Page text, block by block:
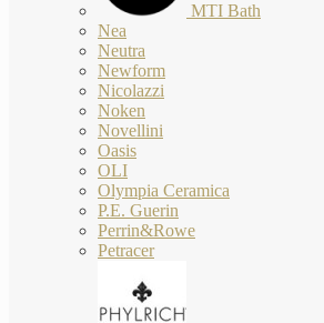
MTI Bath
Nea
Neutra
Newform
Nicolazzi
Noken
Novellini
Oasis
OLI
Olympia Ceramica
P.E. Guerin
Perrin&Rowe
Petracer